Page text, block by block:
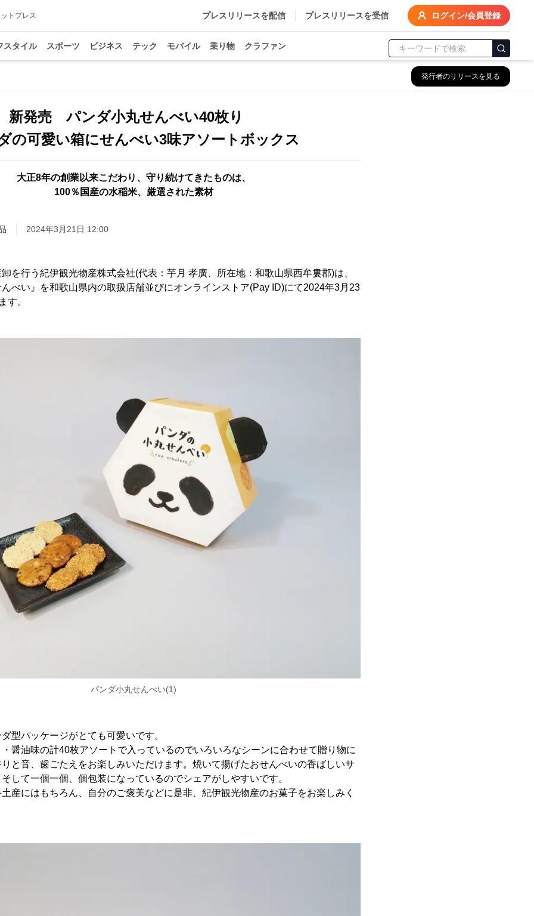
トプレス プレスリリースを配信 プレスリリースを受信 ログイン/会員登録
スタイル スポーツ ビジネス テック モバイル 乗り物 クラファン
発行者のリリースを見る
新発売 パンダ小丸せんべい40枚り
の可愛い箱にせんべい3味アソートボックス
大正8年の創業以来こだわり、守り続けてきたものは、
100％国産の水稲米、厳選された素材
2024年3月21日 12:00
を行う紀伊観光物産株式会社(代表：芋月 孝廣、所在地：和歌山県西牟婁郡)は、
べい』を和歌山県内の取扱店舗並びにオンラインストア(Pay ID)にて2024年3月23
す。
パンダ小丸せんべい(1)
型パッケージがとても可愛いです。
醤油味の計40枚アソートで入っているのでいろいろなシーンに合わせて贈り物に
と音、歯ごたえをお楽しみいただけます。焼いて揚げたおせんべいの香ばしいサ
して一個一個、個包装になっているのでシェアがしやすいです。
産にはもちろん、自分のご褒美などに是非、紀伊観光物産のお菓子をお楽しみく